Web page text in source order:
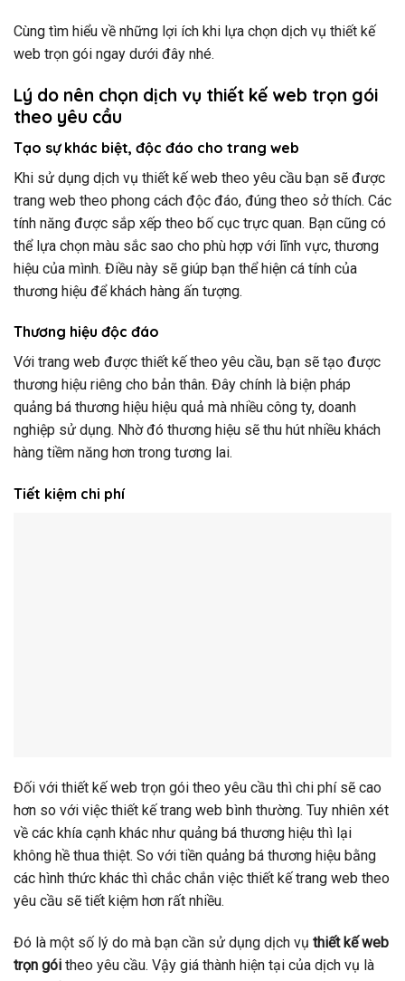
Cùng tìm hiểu về những lợi ích khi lựa chọn dịch vụ thiết kế
web trọn gói ngay dưới đây nhé.
Lý do nên chọn dịch vụ thiết kế web trọn gói
theo yêu cầu
Tạo sự khác biệt, độc đáo cho trang web
Khi sử dụng dịch vụ thiết kế web theo yêu cầu bạn sẽ được
trang web theo phong cách độc đáo, đúng theo sở thích. Các
tính năng được sắp xếp theo bố cục trực quan. Bạn cũng có
thể lựa chọn màu sắc sao cho phù hợp với lĩnh vực, thương
hiệu của mình. Điều này sẽ giúp bạn thể hiện cá tính của
thương hiệu để khách hàng ấn tượng.
Thương hiệu độc đáo
Với trang web được thiết kế theo yêu cầu, bạn sẽ tạo được
thương hiệu riêng cho bản thân. Đây chính là biện pháp
quảng bá thương hiệu hiệu quả mà nhiều công ty, doanh
nghiệp sử dụng. Nhờ đó thương hiệu sẽ thu hút nhiều khách
hàng tiềm năng hơn trong tương lai.
Tiết kiệm chi phí
Đối với thiết kế web trọn gói theo yêu cầu thì chi phí sẽ cao
hơn so với việc thiết kế trang web bình thường. Tuy nhiên xét
về các khía cạnh khác như quảng bá thương hiệu thì lại
không hề thua thiệt. So với tiền quảng bá thương hiệu bằng
các hình thức khác thì chắc chắn việc thiết kế trang web theo
yêu cầu sẽ tiết kiệm hơn rất nhiều.
Đó là một số lý do mà bạn cần sử dụng dịch vụ thiết kế web
trọn gói theo yêu cầu. Vậy giá thành hiện tại của dịch vụ là